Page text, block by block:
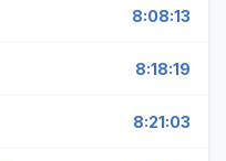
8:08:13
8:18:19
8:21:03